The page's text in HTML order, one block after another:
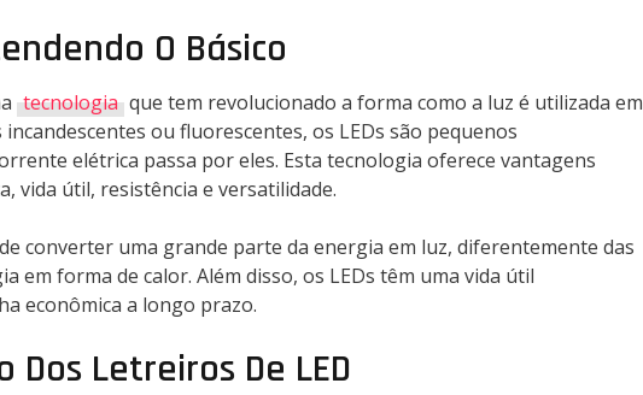
O Básico
tecnologia que tem revolucionado a forma como a luz é utilizada em
ou fluorescentes, os LEDs são pequenos
elétrica passa por eles. Esta tecnologia oferece vantagens
vida útil, resistência e versatilidade.
converter uma grande parte da energia em luz, diferentemente das
em forma de calor. Além disso, os LEDs têm uma vida útil
econômica a longo prazo.
Letreiros De LED